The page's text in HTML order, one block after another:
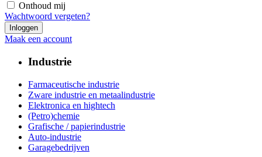
Onthoud mij
Wachtwoord vergeten?
Maak een account
Industrie
Farmaceutische industrie
Zware industrie en metaalindustrie
Elektronica en hightech
(Petro)chemie
Grafische / papierindustrie
Auto-industrie
Garagebedrijven